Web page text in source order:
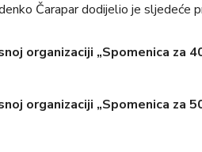
Čarapar dodijelio je sljedeće
organizaciji „Spomenica za
organizaciji „Spomenica za